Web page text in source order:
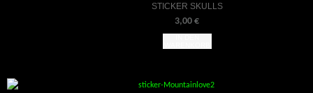
STICKER SKULLS
3,00 €